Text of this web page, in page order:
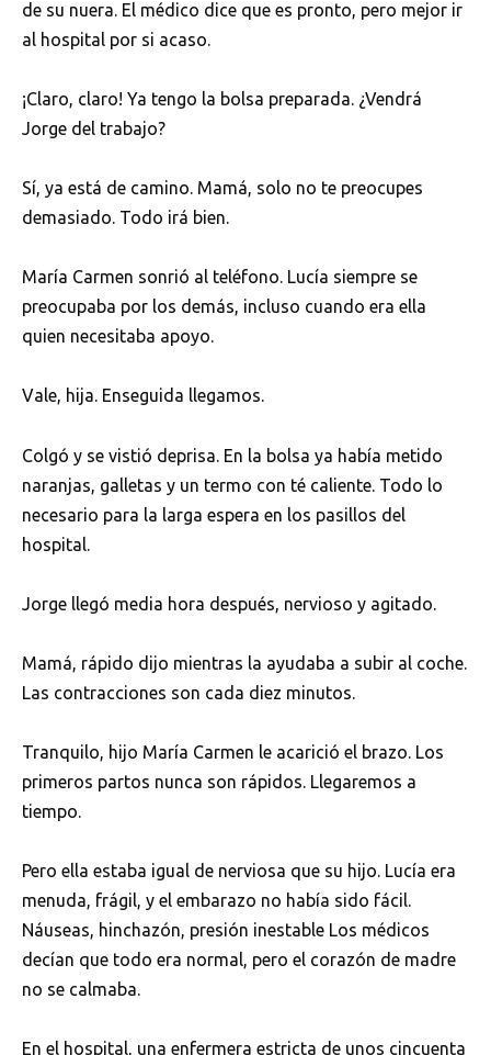
de su nuera. El médico dice que es pronto, pero mejor ir
al hospital por si acaso.
¡Claro, claro! Ya tengo la bolsa preparada. ¿Vendrá
Jorge del trabajo?
Sí, ya está de camino. Mamá, solo no te preocupes
demasiado. Todo irá bien.
María Carmen sonrió al teléfono. Lucía siempre se
preocupaba por los demás, incluso cuando era ella
quien necesitaba apoyo.
Vale, hija. Enseguida llegamos.
Colgó y se vistió deprisa. En la bolsa ya había metido
naranjas, galletas y un termo con té caliente. Todo lo
necesario para la larga espera en los pasillos del
hospital.
Jorge llegó media hora después, nervioso y agitado.
Mamá, rápido dijo mientras la ayudaba a subir al coche.
Las contracciones son cada diez minutos.
Tranquilo, hijo María Carmen le acarició el brazo. Los
primeros partos nunca son rápidos. Llegaremos a
tiempo.
Pero ella estaba igual de nerviosa que su hijo. Lucía era
menuda, frágil, y el embarazo no había sido fácil.
Náuseas, hinchazón, presión inestable Los médicos
decían que todo era normal, pero el corazón de madre
no se calmaba.
En el hospital, una enfermera estricta de unos cincuenta